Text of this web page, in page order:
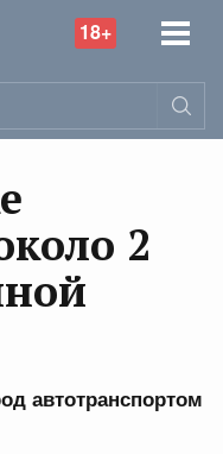
18+
2
автотранспортом